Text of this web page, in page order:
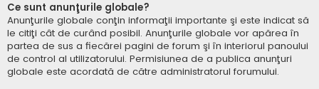
Ce sunt anunţurile globale?
Anunţurile globale conţin informaţii importante şi este indicat să
le citiţi cât de curând posibil. Anunţurile globale vor apărea în
partea de sus a fiecărei pagini de forum şi în interiorul panoului
de control al utilizatorului. Permisiunea de a publica anunţuri
globale este acordată de către administratorul forumului.